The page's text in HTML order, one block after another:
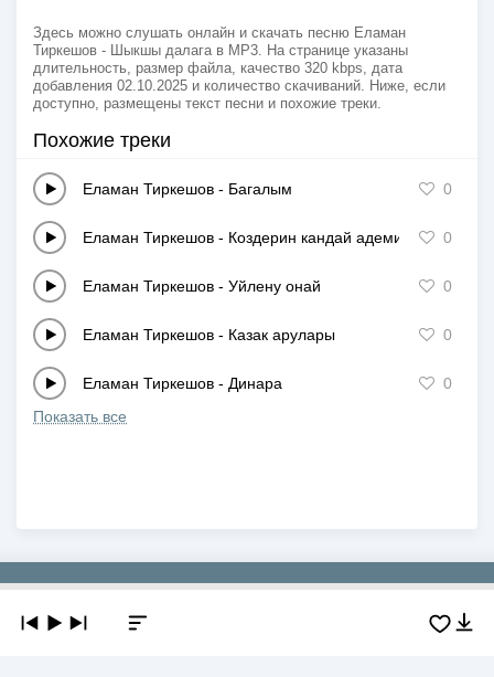
Здесь можно слушать онлайн и скачать песню Еламан
Тиркешов - Шыкшы далага в MP3. На странице указаны
длительность, размер файла, качество 320 kbps, дата
добавления 02.10.2025 и количество скачиваний. Ниже, если
доступно, размещены текст песни и похожие треки.
Похожие треки
Еламан Тиркешов - Багалым 0
Еламан Тиркешов - Коздерин кандай адеми 0
Еламан Тиркешов - Уйлену онай 0
Еламан Тиркешов - Казак арулары 0
Еламан Тиркешов - Динара
0
Показать все